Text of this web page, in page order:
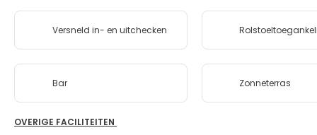
Versneld in- en uitchecken
Bar Zonneterras
OVERIGE FACILITEITEN